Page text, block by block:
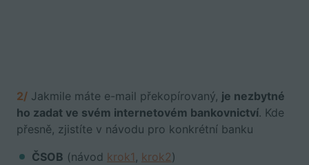
2/ Jakmile máte e-mail překopírovaný, je nezbytné
ho zadat ve svém internetovém bankovnictví. Kde
přesně, zjistíte v návodu pro konkrétní banku
ČSOB (návod krok1 , krok2)